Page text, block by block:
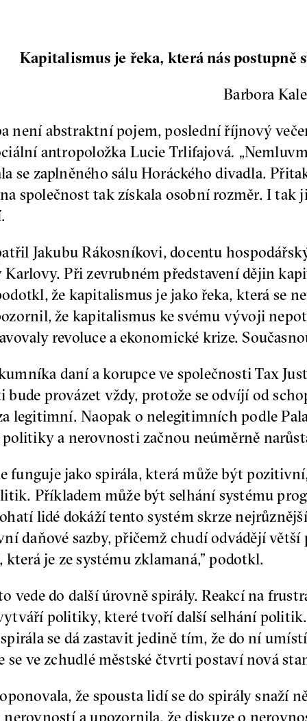
Kapitalismus je řeka, která nás
Barbora
není abstraktní pojem, poslední říjnový
antropoložka Lucie Trlifajová.
se zaplněného sálu Horáckého divadla.
společnost tak získala osobní rozměr. I
Jakubu Rákosníkovi, docentu
Při zevrubném představení dějin
že kapitalismus je jako řeka, která se
že kapitalismus ke svému vývoji
revoluce a ekonomické krize.
daní a korupce ve společnosti Tax
bude provázet vždy, protože se odvíjí od
legitimní. Naopak o nelegitimních podle
politiky a nerovnosti začnou neúměrně
funguje jako spirála, která může být
Příkladem může být selhání systému
lidé dokáží tento systém skrze
daňové sazby, přičemž chudí odvádějí
je ze systému zklamaná,” podotkl.
vede do další úrovně spirály. Reakcí na
politiky, které tvoří další selhání politik.
se dá zastavit jedině tím, že do ní
se ve zchudlé městské čtvrti postaví nová
že spousta lidí se do spirály snaží
a upozornila, že diskuze o